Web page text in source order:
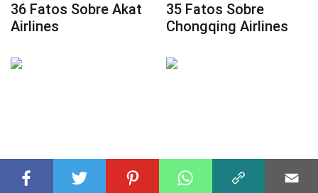
36 Fatos Sobre Akat
Airlines
35 Fatos Sobre
Chongqing Airlines